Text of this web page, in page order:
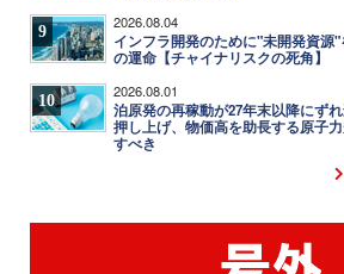
9 2026.08.04
インフラ開発のために"未開発資源
の運命【チャイナリスクの死角】
10 2026.08.01
泊原発の再稼動が27年末以降にず
押し上げ、物価高を助長する原子
すべき